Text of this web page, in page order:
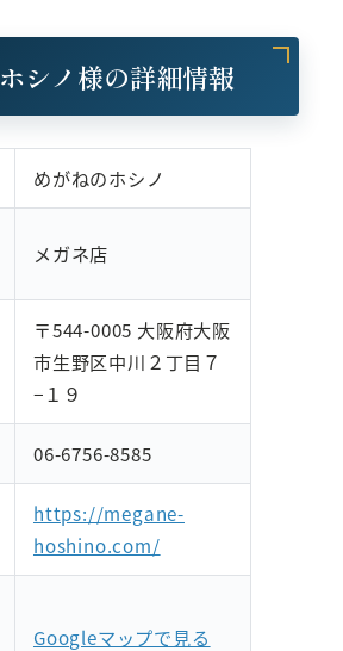
シノ様の詳細情報
めがねのホシノ
メガネ店
〒544-0005 大阪府大阪
市生野区中川２丁目７
−１９
06-6756-8585
https://megane-
hoshino.com/
Googleマップで見る